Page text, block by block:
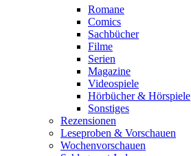
Romane
Comics
Sachbücher
Filme
Serien
Magazine
Videospiele
Hörbücher & Hörspiele
Sonstiges
Rezensionen
Leseproben & Vorschauen
Wochenvorschauen